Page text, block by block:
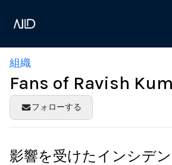
組織
Fans of Ravish
フォローする
影響を受けたインシデン